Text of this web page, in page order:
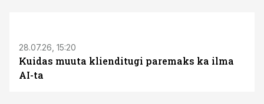
28.07.26, 15:20
Kuidas muuta klienditugi paremaks ka ilma
AI-ta